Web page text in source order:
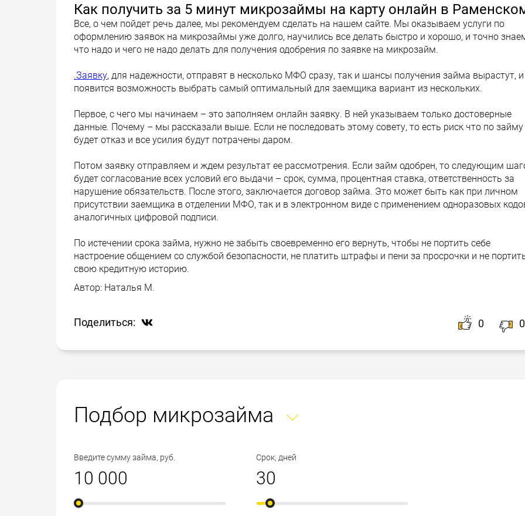
Как получить за 5 минут микрозаймы на карту онлайн в
Все, о чем пойдет речь далее, мы рекомендуем сделать на нашем сайте. Мы оказываем услуги по
оформлению заявок на микрозаймы уже долго, научились все делать быстро и хорошо, и точно
что надо и чего не надо делать для получения одобрения по заявке на микрозайм.
.Заявку, для надежности, отправят в несколько МФО сразу, так и шансы получения займа вырастут, и
появится возможность выбрать самый оптимальный для заемщика вариант из нескольких.
Первое, с чего мы начинаем – это заполняем онлайн заявку. В ней указываем только достоверные
данные. Почему – мы рассказали выше. Если не последовать этому совету, то есть риск что по займу
будет отказ и все усилия будут потрачены даром.
Потом заявку отправляем и ждем результат ее рассмотрения. Если займ одобрен, то следующим
будет согласование всех условий его выдачи – срок, сумма, процентная ставка, ответственность за
нарушение обязательств. После этого, заключается договор займа. Это может быть как при личном
присутствии заемщика в отделении МФО, так и в электронном виде с применением одноразовых
аналогичных цифровой подписи.
По истечении срока займа, нужно не забыть своевременно его вернуть, чтобы не портить себе
настроение общением со службой безопасности, не платить штрафы и пени за просрочки и не
свою кредитную историю.
Автор: Наталья М.
Поделиться: 0 0
Подбор микрозайма
Введите сумму займа, руб. Срок, дней